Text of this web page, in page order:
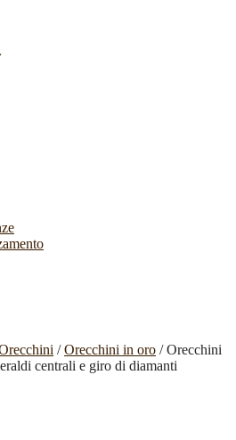
/Orecchini in oro / Orecchini
centrali e giro di diamanti